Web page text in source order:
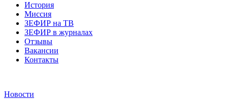
История
Миссия
ЗЕФИР на ТВ
ЗЕФИР в журналах
Отзывы
Вакансии
Контакты
Новости